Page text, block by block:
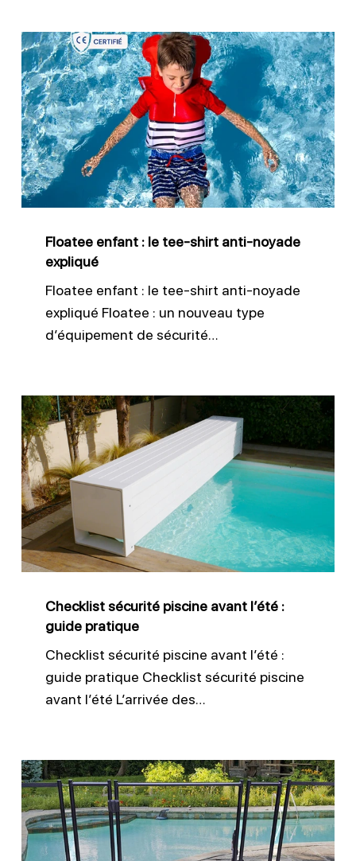
Floatee
enfant
:
le
tee-
shirt
anti-
expliqué
Floatee enfant : le tee-shirt anti-noyade
expliqué
Floatee enfant : le tee-shirt anti-noyade
expliqué Floatee : un nouveau type
d’équipement de sécurité…
Checklist
sécurité
piscine
avant
l’été
:
guide
Checklist sécurité piscine avant l’été :
guide pratique
Checklist sécurité piscine avant l’été :
guide pratique Checklist sécurité piscine
avant l’été L’arrivée des…
Barrière
de
sécurité
piscine